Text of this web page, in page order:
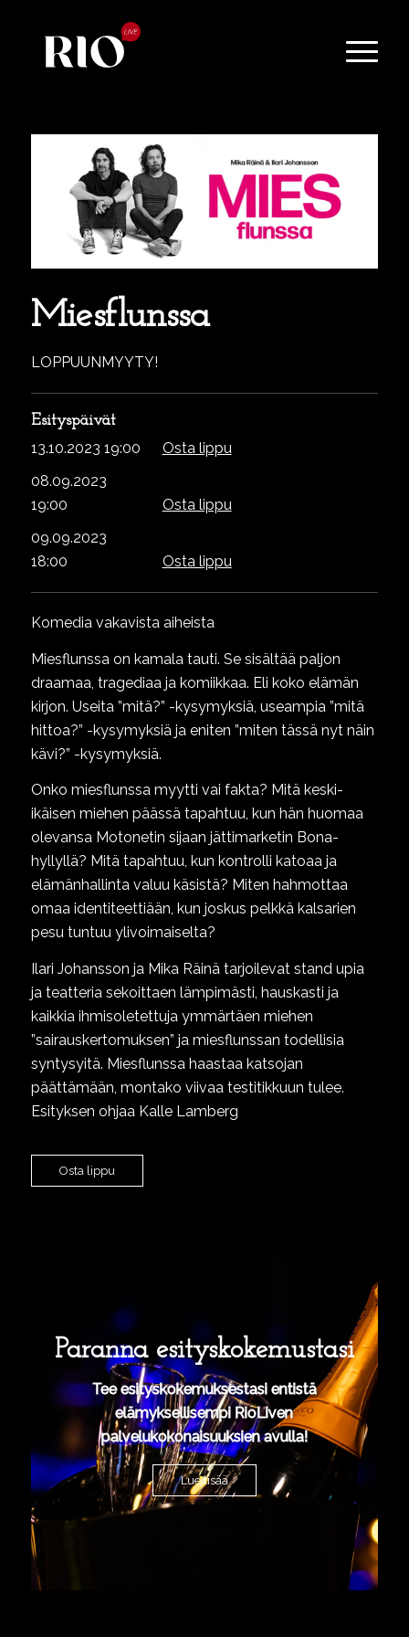
Miesflunssa
LOPPUUNMYYTY!
Esityspäivät
13.10.2023 19:00
Osta lippu
08.09.2023
19:00
Osta lippu
09.09.2023
18:00
Osta lippu
Komedia vakavista aiheista
Miesflunssa on kamala tauti. Se sisältää paljon
draamaa, tragediaa ja komiikkaa. Eli koko elämän
kirjon. Useita ”mitä?” -kysymyksiä, useampia ”mitä
hittoa?” -kysymyksiä ja eniten ”miten tässä nyt näin
kävi?” -kysymyksiä.
Onko miesflunssa myytti vai fakta? Mitä keski-
ikäisen miehen päässä tapahtuu, kun hän huomaa
olevansa Motonetin sijaan jättimarketin Bona-
hyllyllä? Mitä tapahtuu, kun kontrolli katoaa ja
elämänhallinta valuu käsistä? Miten hahmottaa
omaa identiteettiään, kun joskus pelkkä kalsarien
pesu tuntuu ylivoimaiselta?
Ilari Johansson ja Mika Räinä tarjoilevat stand upia
ja teatteria sekoittaen lämpimästi, hauskasti ja
kaikkia ihmisoletettuja ymmärtäen miehen
”sairauskertomuksen” ja miesflunssan todellisia
syntysyitä. Miesflunssa haastaa katsojan
päättämään, montako viivaa testitikkuun tulee.
Esityksen ohjaa Kalle Lamberg
Osta lippu
Paranna esityskokemustasi
Tee esityskokemuksestasi entistä
elämyksellisempi RioLiven
palvelukokonaisuuksien avulla!
Lue lisää